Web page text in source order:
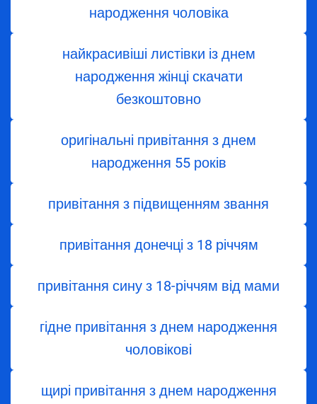
народження чоловіка
найкрасивіші листівки із днем
народження жінці скачати
безкоштовно
оригінальні привітання з днем
народження 55 років
привітання з підвищенням звання
привітання донечці з 18 річчям
привітання сину з 18-річчям від мами
гідне привітання з днем народження
чоловікові
щирі привітання з днем народження